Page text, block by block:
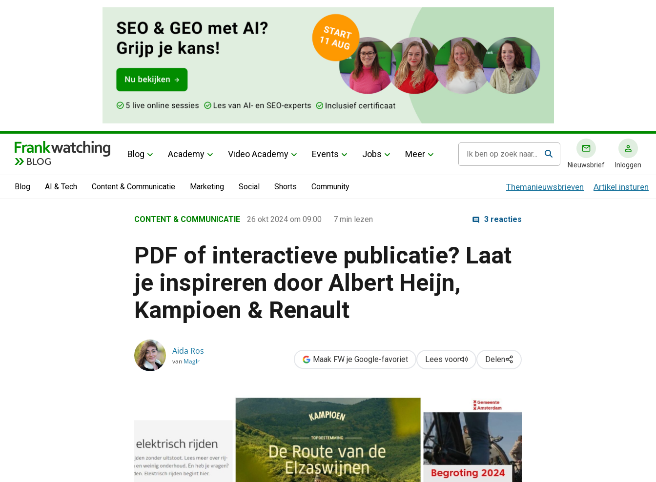
BLOG
Blog Academy Video Academy Events Jobs Meer
Nieuwsbrief Inloggen
Blog AI & Tech Content & Communicatie Marketing Social Shorts Community Themanieuwsbrieven Artikel insturen
›
Content & Communicatie
PDF of interactieve publicatie? Laat je inspireren door Albert Heijn, Kampioen & Renault
CONTENT & COMMUNICATIE 26 okt 2024 om 09:00 7 min lezen 3 reacties
PDF of interactieve publicatie? Laat
je inspireren door Albert Heijn,
Kampioen & Renault
Aida Ros
van Maglr Maak FW je Google-favoriet Lees voor Delen